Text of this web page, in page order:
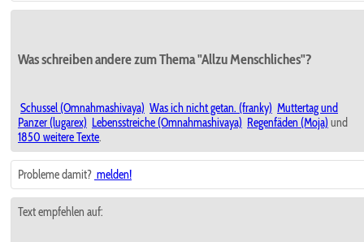
Was schreiben andere zum Thema "Allzu Menschliches"?
Schussel (Omnahmashivaya) Was ich nicht getan. (franky) Muttertag und
Panzer (lugarex) Lebensstreiche (Omnahmashivaya) Regenfäden (Moja) und
1850 weitere Texte.
Probleme damit? melden!
Text empfehlen auf: